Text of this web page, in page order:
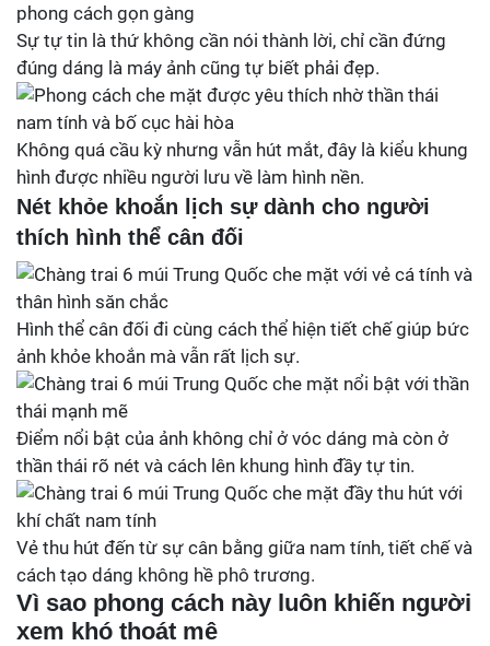
Sự tự tin là thứ không cần nói thành lời, chỉ cần đứng
đúng dáng là máy ảnh cũng tự biết phải đẹp.
Không quá cầu kỳ nhưng vẫn hút mắt, đây là kiểu khung
hình được nhiều người lưu về làm hình nền.
Nét khỏe khoắn lịch sự dành cho người
thích hình thể cân đối
Hình thể cân đối đi cùng cách thể hiện tiết chế giúp bức
ảnh khỏe khoắn mà vẫn rất lịch sự.
Điểm nổi bật của ảnh không chỉ ở vóc dáng mà còn ở
thần thái rõ nét và cách lên khung hình đầy tự tin.
Vẻ thu hút đến từ sự cân bằng giữa nam tính, tiết chế và
cách tạo dáng không hề phô trương.
Vì sao phong cách này luôn khiến người
xem khó thoát mê